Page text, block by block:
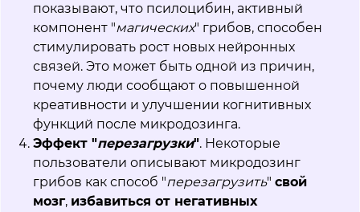
показывают, что псилоцибин, активный
компонент "магических" грибов, способен
стимулировать рост новых нейронных
связей. Это может быть одной из причин,
почему люди сообщают о повышенной
креативности и улучшении когнитивных
функций после микродозинга.
Эффект "перезагрузки". Некоторые
пользователи описывают микродозинг
грибов как способ "перезагрузить" свой
мозг, избавиться от негативных